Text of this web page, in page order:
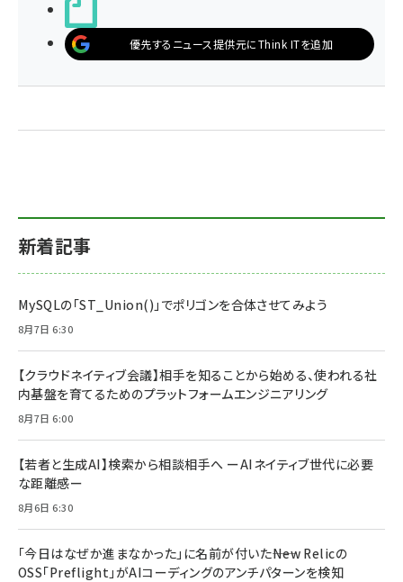
優先するニュース提供元にThink ITを追加
新着記事
MySQLの「ST_Union()」でポリゴンを合体させてみよう
8月7日 6:30
【クラウドネイティブ会議】相手を知ることから始める、使われる社
内基盤を育てるためのプラットフォームエンジニアリング
8月7日 6:00
【若者と生成AI】検索から相談相手へ ーAIネイティブ世代に必要
な距離感ー
8月6日 6:30
「今日はなぜか進まなかった」に名前が付いた――New Relicの
OSS「Preflight」がAIコーディングのアンチパターンを検知